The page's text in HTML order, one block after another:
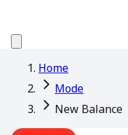
Home
Mode
New Balance